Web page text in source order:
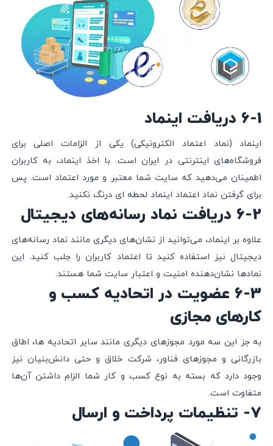
6-1 دریافت اینماد
اینماد (نماد اعتماد الکترونیکی) یکی از الزامات اصلی برای
فروشگاه‌های اینترنتی در ایران است. با اخذ اینماد، به کاربران
اطمینان می‌دهید که سایت شما معتبر و مورد اعتماد است. پس
برای گرفتن نماد اعتماد اینماد لحطه ای درنگ نکنید.
6-2 دریافت نماد رسانه‌های دیجیتال
علاوه بر اینماد، می‌توانید از نشان‌های دیگری مانند نماد رسانه‌های
دیجیتال نیز استفاده کنید تا اعتماد کاربران را جلب کنید. این
نمادها نشان‌دهنده امنیت و اعتبار سایت شما هستند.
6-3 عضویت در اتحادیه کسب و
کارهای مجازی
به جز این سه مورد مجوزهای دیگری مانند سایر اتحادیه ها، اطاق‌
بازرگانی و مجوزهای فناور، شرکت خلاق و حتی دانش‌بنیان نیز
وجود دارد که بسته به نوع کسب و کار شما الزام داشتن آن‌ها
متفاوت است.
7- تنظیمات پرداخت و ارسال